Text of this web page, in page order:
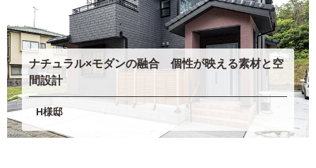
ナチュラル×モダンの融合 個性が映える素材と空
間設計
H様邸